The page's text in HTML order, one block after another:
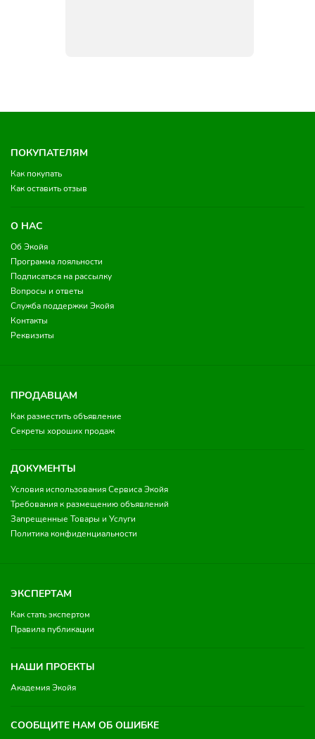
ПОКУПАТЕЛЯМ
Как покупать
Как оставить отзыв
О НАС
Об Экойя
Программа лояльности
Подписаться на рассылку
Вопросы и ответы
Служба поддержки Экойя
Контакты
Реквизиты
ПРОДАВЦАМ
Как разместить объявление
Секреты хороших продаж
ДОКУМЕНТЫ
Условия использования Сервиса Экойя
Требования к размещению объявлений
Запрещенные Товары и Услуги
Политика конфиденциальности
ЭКСПЕРТАМ
Как стать экспертом
Правила публикации
НАШИ ПРОЕКТЫ
Академия Экойя
СООБЩИТЕ НАМ ОБ ОШИБКЕ